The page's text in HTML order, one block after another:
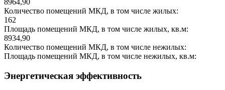
8964,90
Количество помещений МКД, в том числе жилых:
162
Площадь помещений МКД, в том числе жилых, кв.м:
8934,90
Количество помещений МКД, в том числе нежилых:
Площадь помещений МКД, в том числе нежилых, кв.м:
Энергетическая эффективность